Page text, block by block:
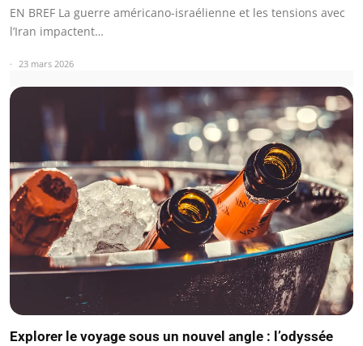
EN BREF La guerre américano-israélienne et les tensions avec
l’Iran impactent…
23 mars 2026
Explorer le voyage sous un nouvel angle : l’odyssée